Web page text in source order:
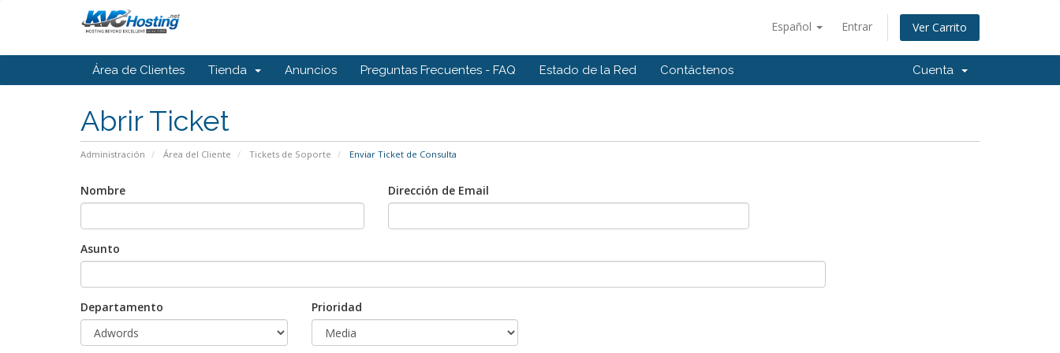
Español Entrar Ver Carrito
Área de Clientes Tienda Anuncios Preguntas Frecuentes - FAQ Estado de la Red Contáctenos Cuenta
Abrir Ticket
Administración Área del Cliente Tickets de Soporte Enviar Ticket de Consulta
Nombre Dirección de Email
Asunto
Departamento Prioridad